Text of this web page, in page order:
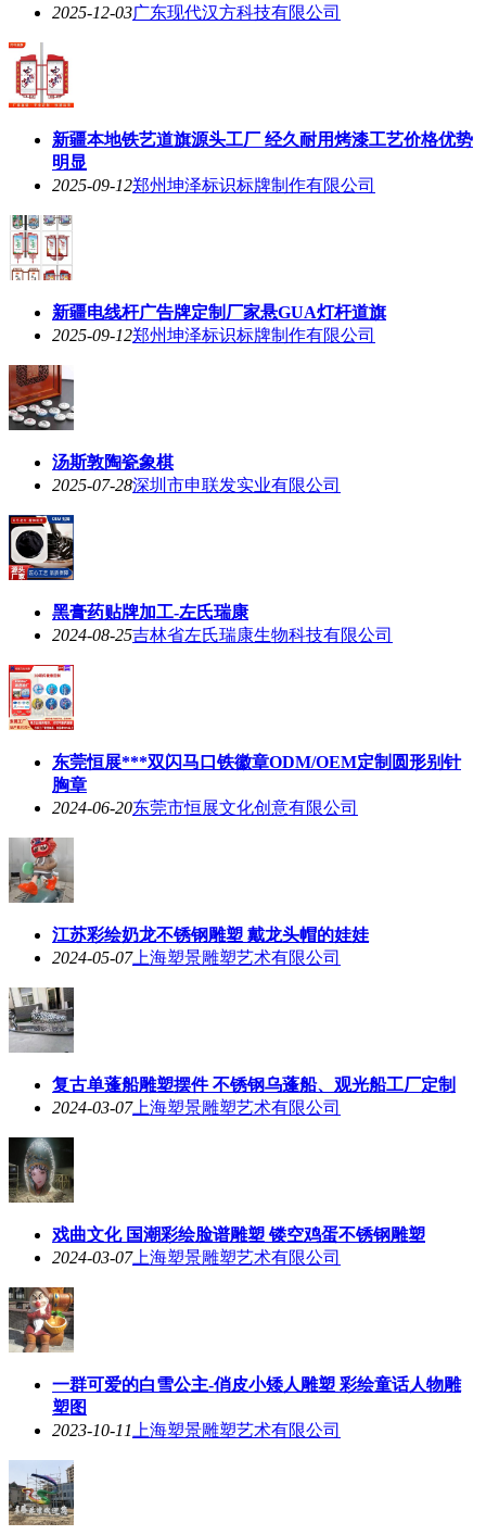
2025-12-03广东现代汉方科技有限公司
新疆本地铁艺道旗源头工厂 经久耐用烤漆工艺价格优势
明显
2025-09-12郑州坤泽标识标牌制作有限公司
新疆电线杆广告牌定制厂家悬GUA灯杆道旗
2025-09-12郑州坤泽标识标牌制作有限公司
汤斯敦陶瓷象棋
2025-07-28深圳市申联发实业有限公司
黑膏药贴牌加工-左氏瑞康
2024-08-25吉林省左氏瑞康生物科技有限公司
东莞恒展***双闪马口铁徽章ODM/OEM定制圆形别针
胸章
2024-06-20东莞市恒展文化创意有限公司
江苏彩绘奶龙不锈钢雕塑 戴龙头帽的娃娃
2024-05-07上海塑景雕塑艺术有限公司
复古单蓬船雕塑摆件 不锈钢乌蓬船、观光船工厂定制
2024-03-07上海塑景雕塑艺术有限公司
戏曲文化 国潮彩绘脸谱雕塑 镂空鸡蛋不锈钢雕塑
2024-03-07上海塑景雕塑艺术有限公司
一群可爱的白雪公主-俏皮小矮人雕塑 彩绘童话人物雕
塑图
2023-10-11 上海塑景雕塑艺术有限公司